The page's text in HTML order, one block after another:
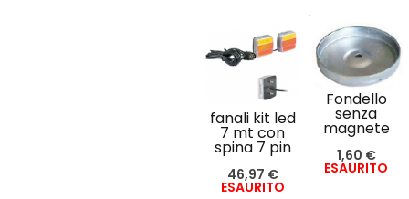
fanali kit led
7 mt con
spina 7 pin
46,97 €
ESAURITO
Fondello
senza
magnete
1,60 €
ESAURITO